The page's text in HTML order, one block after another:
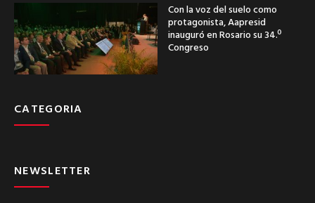
Con la voz del suelo como
protagonista, Aapresid
inauguró en Rosario su 34.º
Congreso
CATEGORIA
NEWSLETTER